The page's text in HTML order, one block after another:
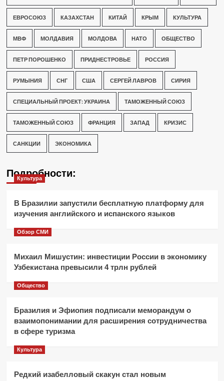
ЕВРОСОЮЗ КАЗАХСТАН КИТАЙ КРЫМ КУЛЬТУРА
МВФ МОЛДАВИЯ МОЛДОВА НАТО ОБЩЕСТВО
ПЕТР ПОРОШЕНКО ПРИДНЕСТРОВЬЕ РОССИЯ
РУМЫНИЯ СНГ США СЕРГЕЙ ЛАВРОВ СИРИЯ
СПЕЦИАЛЬНЫЙ ПРОЕКТ: УКРАИНА ТАМОЖЕННЫЙ СОЮЗ
ТАМОЖЕННЫЙ СОЮЗ ФРАНЦИЯ ЗАПАД КРИЗИС
САНКЦИИ ЭКОНОМИКА
Подробности:
Культура
В Бразилии запустили бесплатную платформу для
изучения английского и испанского языков
Обзор СМИ
Михаил Мишустин: инвестиции России в экономику
Узбекистана превысили 4 трлн рублей
Общество
Бразилия и Эфиопия подписали меморандум о
взаимопонимании для расширения сотрудничества
в сфере туризма
Культура
Редкий изабелловый скакун стал новым